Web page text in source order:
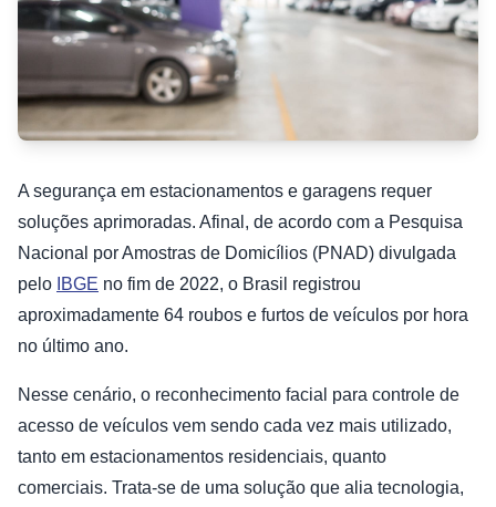
A segurança em estacionamentos e garagens requer
soluções aprimoradas. Afinal, de acordo com a Pesquisa
Nacional por Amostras de Domicílios (PNAD) divulgada
pelo IBGE no fim de 2022, o Brasil registrou
aproximadamente 64 roubos e furtos de veículos por hora
no último ano.
Nesse cenário, o reconhecimento facial para controle de
acesso de veículos vem sendo cada vez mais utilizado,
tanto em estacionamentos residenciais, quanto
comerciais. Trata-se de uma solução que alia tecnologia,